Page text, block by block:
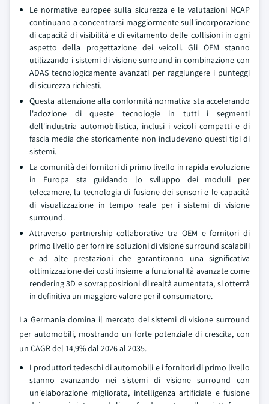
Le normative europee sulla sicurezza e le valutazioni NCAP
continuano a concentrarsi maggiormente sull'incorporazione
di capacità di visibilità e di evitamento delle collisioni in ogni
aspetto della progettazione dei veicoli. Gli OEM stanno
utilizzando i sistemi di visione surround in combinazione con
ADAS tecnologicamente avanzati per raggiungere i punteggi
di sicurezza richiesti.
Questa attenzione alla conformità normativa sta accelerando
l'adozione di queste tecnologie in tutti i segmenti
dell'industria automobilistica, inclusi i veicoli compatti e di
fascia media che storicamente non includevano questi tipi di
sistemi.
La comunità dei fornitori di primo livello in rapida evoluzione
in Europa sta guidando lo sviluppo dei moduli per
telecamere, la tecnologia di fusione dei sensori e le capacità
di visualizzazione in tempo reale per i sistemi di visione
surround.
Attraverso partnership collaborative tra OEM e fornitori di
primo livello per fornire soluzioni di visione surround scalabili
e ad alte prestazioni che garantiranno una significativa
ottimizzazione dei costi insieme a funzionalità avanzate come
rendering 3D e sovrapposizioni di realtà aumentata, si otterrà
in definitiva un maggiore valore per il consumatore.
La Germania domina il mercato dei sistemi di visione surround
per automobili, mostrando un forte potenziale di crescita, con
un CAGR del 14,9% dal 2026 al 2035.
I produttori tedeschi di automobili e i fornitori di primo livello
stanno avanzando nei sistemi di visione surround con
un'elaborazione migliorata, intelligenza artificiale e fusione